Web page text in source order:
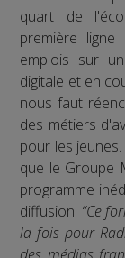
quart de
première
emplois sur
digitale et en
nous faut
des métiers
pour les
que le Groupe
programme
diffusion. “Ce
la fois pour